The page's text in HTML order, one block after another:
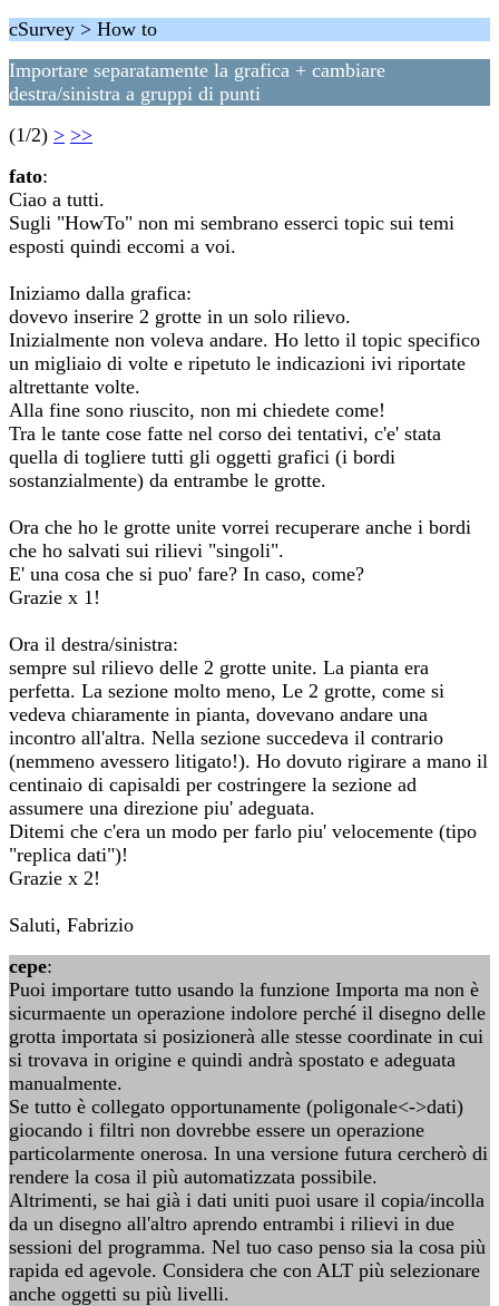
cSurvey > How to
Importare separatamente la grafica + cambiare
destra/sinistra a gruppi di punti
(1/2) > >>
fato:
Ciao a tutti.
Sugli "HowTo" non mi sembrano esserci topic sui temi
esposti quindi eccomi a voi.
Iniziamo dalla grafica:
dovevo inserire 2 grotte in un solo rilievo.
Inizialmente non voleva andare. Ho letto il topic specifico
un migliaio di volte e ripetuto le indicazioni ivi riportate
altrettante volte.
Alla fine sono riuscito, non mi chiedete come!
Tra le tante cose fatte nel corso dei tentativi, c'e' stata
quella di togliere tutti gli oggetti grafici (i bordi
sostanzialmente) da entrambe le grotte.
Ora che ho le grotte unite vorrei recuperare anche i bordi
che ho salvati sui rilievi "singoli".
E' una cosa che si puo' fare? In caso, come?
Grazie x 1!
Ora il destra/sinistra:
sempre sul rilievo delle 2 grotte unite. La pianta era
perfetta. La sezione molto meno, Le 2 grotte, come si
vedeva chiaramente in pianta, dovevano andare una
incontro all'altra. Nella sezione succedeva il contrario
(nemmeno avessero litigato!). Ho dovuto rigirare a mano il
centinaio di capisaldi per costringere la sezione ad
assumere una direzione piu' adeguata.
Ditemi che c'era un modo per farlo piu' velocemente (tipo
"replica dati")!
Grazie x 2!
Saluti, Fabrizio
cepe:
Puoi importare tutto usando la funzione Importa ma non è
sicurmaente un operazione indolore perché il disegno delle
grotta importata si posizionerà alle stesse coordinate in cui
si trovava in origine e quindi andrà spostato e adeguata
manualmente.
Se tutto è collegato opportunamente (poligonale<->dati)
giocando i filtri non dovrebbe essere un operazione
particolarmente onerosa. In una versione futura cercherò di
rendere la cosa il più automatizzata possibile.
Altrimenti, se hai già i dati uniti puoi usare il copia/incolla
da un disegno all'altro aprendo entrambi i rilievi in due
sessioni del programma. Nel tuo caso penso sia la cosa più
rapida ed agevole. Considera che con ALT più selezionare
anche oggetti su più livelli.